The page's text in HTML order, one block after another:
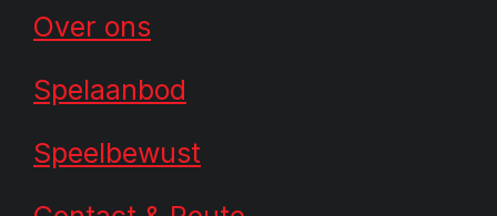
Over ons
Spelaanbod
Speelbewust